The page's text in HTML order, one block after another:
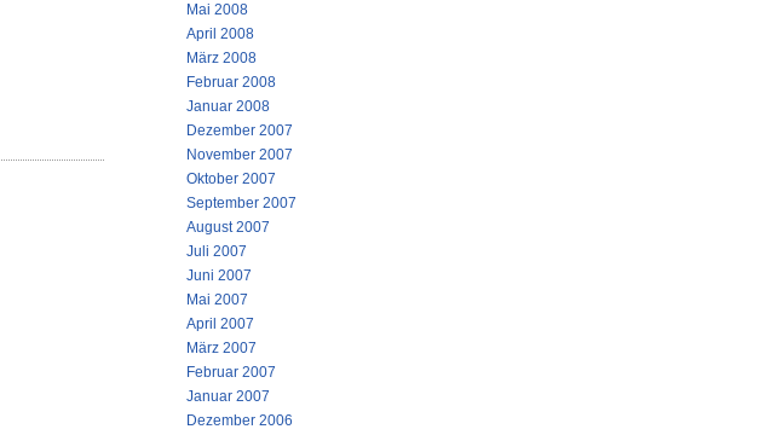
Mai 2008
April 2008
März 2008
Februar 2008
Januar 2008
Dezember 2007
November 2007
Oktober 2007
September 2007
August 2007
Juli 2007
Juni 2007
Mai 2007
April 2007
März 2007
Februar 2007
Januar 2007
Dezember 2006